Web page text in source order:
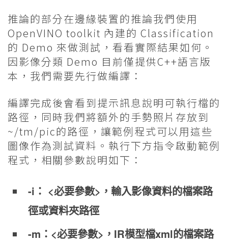
推論的部分在邊緣裝置的推論我們使用
OpenVINO toolkit 內建的 Classification
的 Demo 來做測試，看看實際結果如何。
因影像分類 Demo 目前僅提供C++語言版
本，我們需要先行做編譯：
編譯完成後會看到提示訊息說明可執行檔的
路徑，同時我們將額外的手勢照片存放到
~/tm/pic的路徑，讓範例程式可以用這些
圖像作為測試資料。執行下方指令啟動範例
程式，相關參數說明如下：
-i： <必要參數>，輸入影像資料的檔案路
徑或資料夾路徑
-m：<必要參數>，IR模型檔xml的檔案路